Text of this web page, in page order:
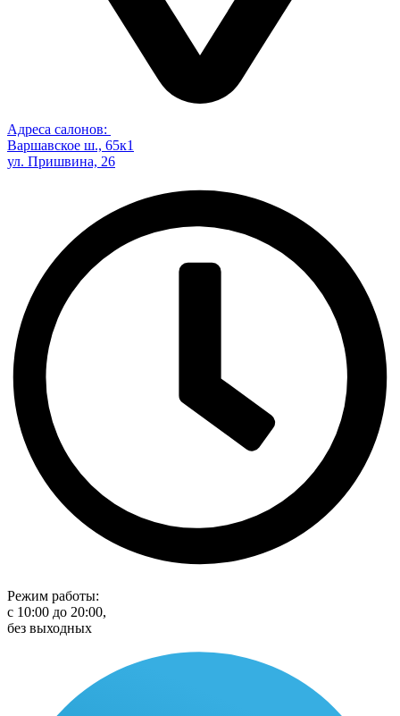
Адреса салонов:
Варшавское ш., 65к1
ул. Пришвина, 26
Режим работы:
с 10:00 до 20:00,
без выходных